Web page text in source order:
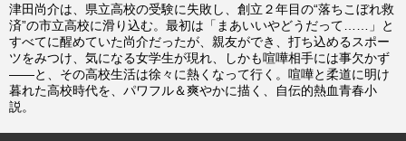
津田尚介は、県立高校の受験に失敗し、創立２年目の“落ちこぼれ救
済”の市立高校に滑り込む。最初は「まあいいやどうだって……」と
すべてに醒めていた尚介だったが、親友ができ、打ち込めるスポー
ツをみつけ、気になる女学生が現れ、しかも喧嘩相手には事欠かず
――と、その高校生活は徐々に熱くなって行く。喧嘩と柔道に明け
暮れた高校時代を、パワフル＆爽やかに描く、自伝的熱血青春小
説。